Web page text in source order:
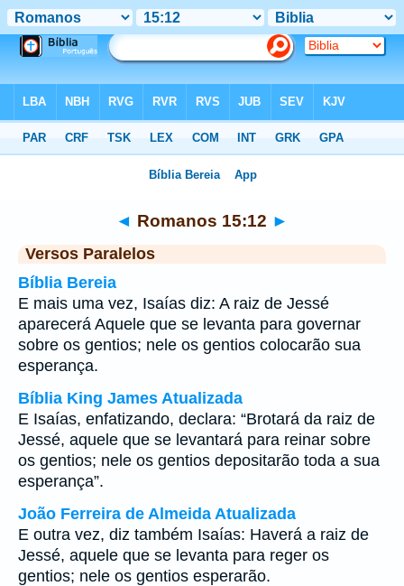
◄ Romanos 15:12 ►
Versos Paralelos
Bíblia Bereia
E mais uma vez, Isaías diz: A raiz de Jessé
aparecerá Aquele que se levanta para governar
sobre os gentios; nele os gentios colocarão sua
esperança.
Bíblia King James Atualizada
E Isaías, enfatizando, declara: “Brotará da raiz de
Jessé, aquele que se levantará para reinar sobre
os gentios; nele os gentios depositarão toda a sua
esperança”.
João Ferreira de Almeida Atualizada
E outra vez, diz também Isaías: Haverá a raiz de
Jessé, aquele que se levanta para reger os
gentios; nele os gentios esperarão.